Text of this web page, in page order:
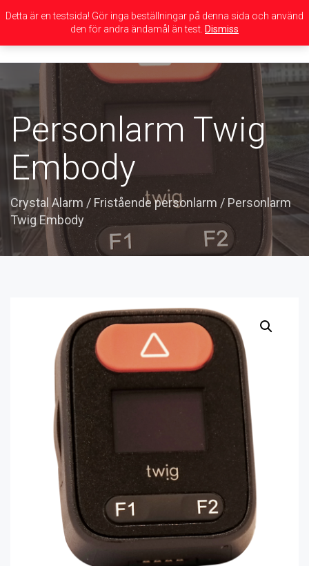
navigation
Personlarm Twig
Embody
Crystal Alarm / Fristående personlarm / Personlarm
Twig Embody
Detta är en testsida! Gör inga beställningar på denna sida och använd
den för andra ändamål än test. Dismiss